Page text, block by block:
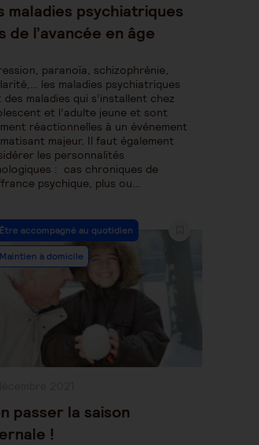
maladies psychiatriques
de l’avancée en âge
paranoïa, schizophrénie,
les maladies psychiatriques
des maladies qui s’installent chez
et l’adulte jeune et sont
réactionnelles à un événement
majeur. Il faut également
les personnalités
: cas chroniques de
psychique, plus ou…
Être accompagné au quotidien
Maintien à domicile
passer la saison
!